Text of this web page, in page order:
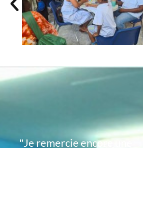
"Je remercie encore une